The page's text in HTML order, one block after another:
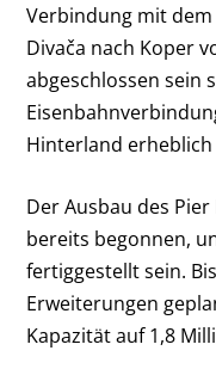
Verbindung mit dem
Divača nach Koper
abgeschlossen sein
Hinterland
Der Ausbau des
bereits begonnen,
fertiggestellt sein.
Erweiterungen
Kapazität auf 1,8